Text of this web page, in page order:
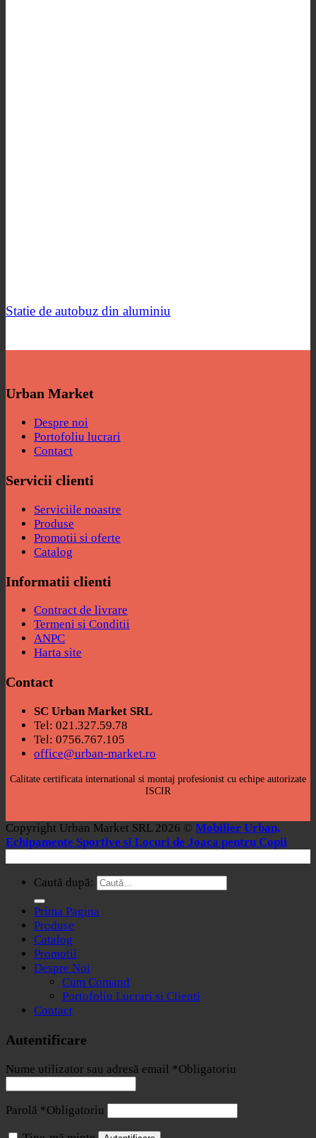
Statie de autobuz din aluminiu
Urban Market
Despre noi
Portofoliu lucrari
Contact
Servicii clienti
Serviciile noastre
Produse
Promotii si oferte
Catalog
Informatii clienti
Contract de livrare
Termeni si Conditii
ANPC
Harta site
Contact
SC Urban Market SRL
Tel: 021.327.59.78
Tel: 0756.767.105
office@urban-market.ro
Calitate certificata international si montaj profesionist cu echipe autorizate
ISCIR
Copyright Urban Market SRL 2026 © Mobilier Urban,
Echipamente Sportive si Locuri de Joaca pentru Copii
Caută după:
Prima Pagina
Produse
Catalog
Promotii
Despre Noi
Cum Comand
Portofoliu Lucrari si Clienti
Contact
Autentificare
Nume utilizator sau adresă email *Obligatoriu
Parolă *Obligatoriu